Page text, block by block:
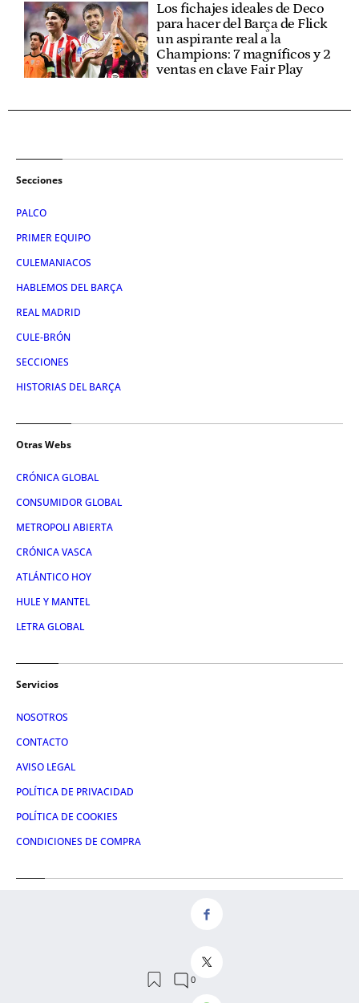
Los fichajes ideales de Deco
para hacer del Barça de Flick
un aspirante real a la
Champions: 7 magníficos y 2
ventas en clave Fair Play
Secciones
PALCO
PRIMER EQUIPO
CULEMANIACOS
HABLEMOS DEL BARÇA
REAL MADRID
CULE-BRÓN
SECCIONES
HISTORIAS DEL BARÇA
Otras Webs
CRÓNICA GLOBAL
CONSUMIDOR GLOBAL
METROPOLI ABIERTA
CRÓNICA VASCA
ATLÁNTICO HOY
HULE Y MANTEL
LETRA GLOBAL
Servicios
NOSOTROS
CONTACTO
AVISO LEGAL
POLÍTICA DE PRIVACIDAD
POLÍTICA DE COOKIES
CONDICIONES DE COMPRA